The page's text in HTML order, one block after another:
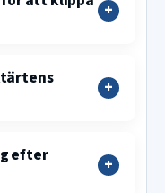
efter